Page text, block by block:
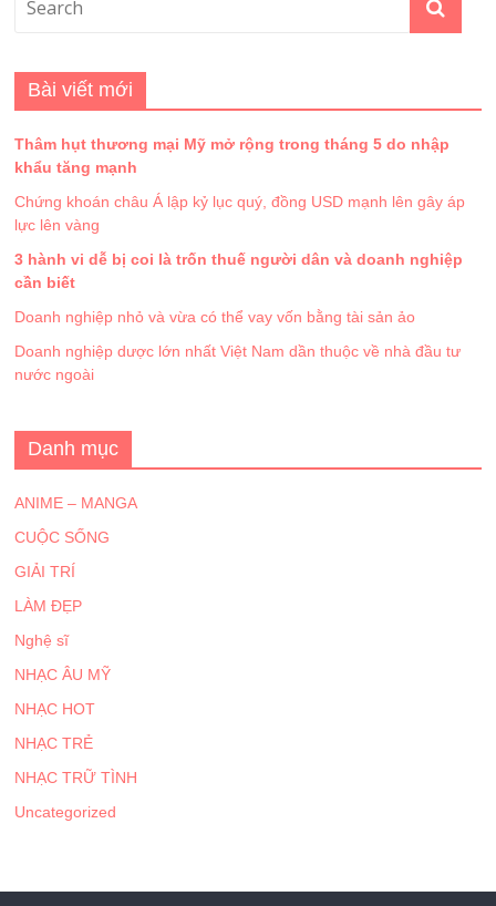
Bài viết mới
Thâm hụt thương mại Mỹ mở rộng trong tháng 5 do nhập
khẩu tăng mạnh
Chứng khoán châu Á lập kỷ lục quý, đồng USD mạnh lên gây áp
lực lên vàng
3 hành vi dễ bị coi là trốn thuế người dân và doanh nghiệp
cần biết
Doanh nghiệp nhỏ và vừa có thể vay vốn bằng tài sản ảo
Doanh nghiệp dược lớn nhất Việt Nam dần thuộc về nhà đầu tư
nước ngoài
Danh mục
ANIME – MANGA
CUỘC SỐNG
GIẢI TRÍ
LÀM ĐẸP
Nghệ sĩ
NHẠC ÂU MỸ
NHẠC HOT
NHẠC TRẺ
NHẠC TRỮ TÌNH
Uncategorized